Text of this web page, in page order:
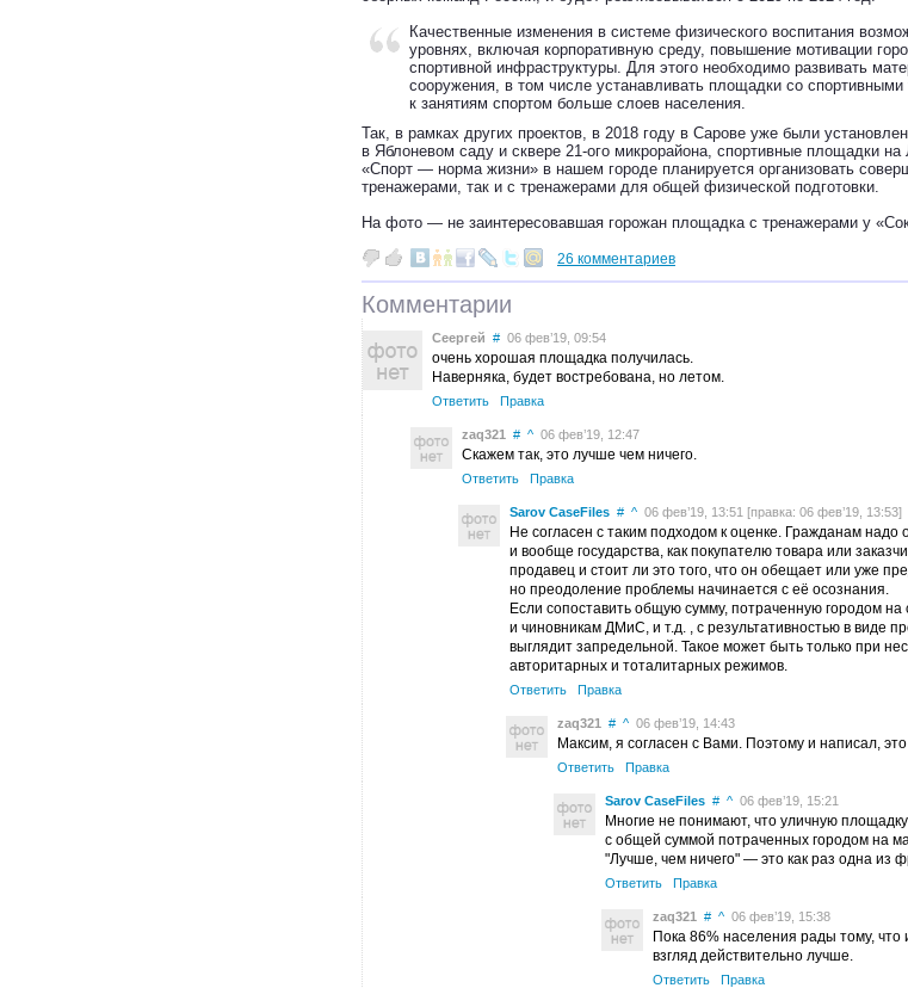
Качественные изменения в системе физического воспитания
уровнях, включая корпоративную среду, повышение мотивации
спортивной инфраструктуры. Для этого необходимо развивать
сооружения, в том числе устанавливать площадки со
к занятиям спортом больше слоев населения.
Так, в рамках других проектов, в 2018 году в Сарове уже были
в Яблоневом саду и сквере 21-ого микрорайона, спортивные площадки
«Спорт — норма жизни» в нашем городе планируется организовать
тренажерами, так и с тренажерами для общей физической подготовки.
На фото — не заинтересовавшая горожан площадка с тренажерами у
26 комментариев
Комментарии
Сеергей # 06 фев’19, 09:54
очень хорошая площадка получилась.
Наверняка, будет востребована, но летом.
Ответить Правка
zaq321 # ^ 06 фев’19, 12:47
Скажем так, это лучше чем ничего.
Ответить Правка
Sarov CaseFiles # ^ 06 фев’19, 13:51 [правка: 06 фев’19, 13:53]
Не согласен с таким подходом к оценке. Гражданам
и вообще государства, как покупателю товара или
продавец и стоит ли это того, что он обещает или уже
но преодоление проблемы начинается с её осознания.
Если сопоставить общую сумму, потраченную городом
и чиновникам ДМиС, и т.д. , с результативностью в виде
выглядит запредельной. Такое может быть только при
авторитарных и тоталитарных режимов.
Ответить Правка
zaq321 # ^ 06 фев’19, 14:43
Максим, я согласен с Вами. Поэтому и написал,
Ответить Правка
Sarov CaseFiles # ^ 06 фев’19, 15:21
Многие не понимают, что уличную
с общей суммой потраченных городом на
"Лучше, чем ничего" — это как раз одна из
Ответить Правка
zaq321 # ^ 06 фев’19, 15:38
Пока 86% населения рады тому, что
взгляд действительно лучше.
Ответить Правка